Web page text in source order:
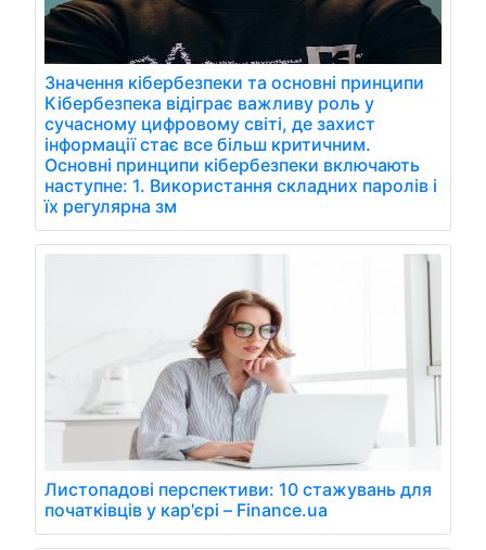
Значення кібербезпеки та основні принципи
Кібербезпека відіграє важливу роль у
сучасному цифровому світі, де захист
інформації стає все більш критичним.
Основні принципи кібербезпеки включають
наступне: 1. Використання складних паролів і
їх регулярна зм
Листопадові перспективи: 10 стажувань для
початківців у кар'єрі – Finance.ua